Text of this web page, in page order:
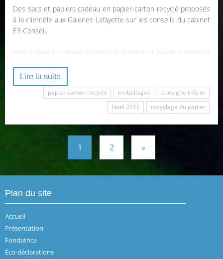
Des sacs et papiers cadeau en papier-carton recyclé proposés
à la clientèle aux Galeries Lafayette sur les conseils du cabinet
E3 Conseil.
Lire la suite
papier-carton recyclé
emballages
consigne info tri
Noël 2016
recyclage du papier
1 2 »
Plan du site
Accueil
Présentation
Fondatrice
Éco-déclarations